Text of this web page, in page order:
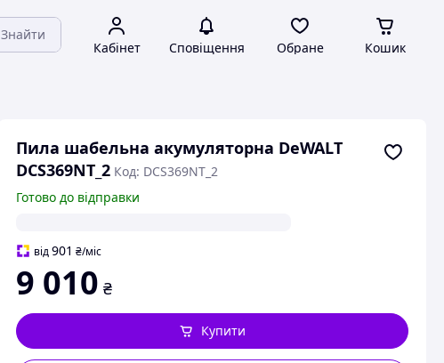
Знайти
Кабінет Сповіщення Обране Кошик
Пила шабельна акумуляторна DeWALT
DCS369NT_2 Код: DCS369NT_2
Готово до відправки
від901 ₴/міс
9 010 ₴
Купити